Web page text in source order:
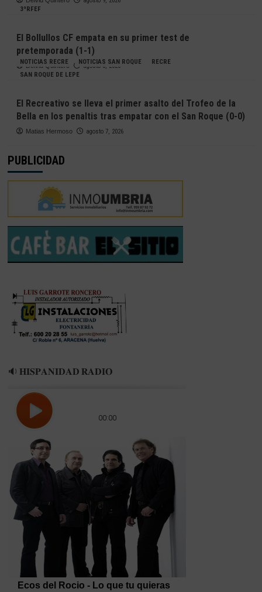
3ªRFEF
El Bollullos CF empata en su primer test de
pretemporada (1-1)
Deivid Quintero agosto 8, 2026
NOTICIAS RECRE NOTICIAS SAN ROQUE
RECRE
SAN ROQUE DE LEPE
El Recreativo se lleva el primer asalto del Trofeo de la
Bella en los penaltis tras empatar con el San Roque (0-0)
Matias Hermoso agosto 7, 2026
PUBLICIDAD
🔉 𝐇𝐈𝐒𝐏𝐀𝐍𝐈𝐃𝐀𝐃 𝐑𝐀𝐃𝐈𝐎